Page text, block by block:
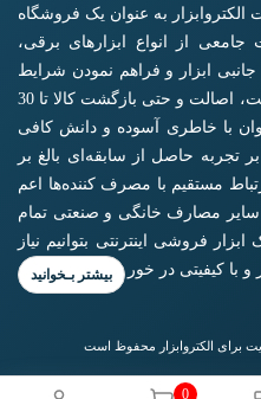
الکتروابزار به عنوان یک فروشگاه
جامعی از انواع ابزار‌های برقی،
ابزار و فراهم نمودن شرایط
مقایسه بین آنها به همراه تضمین کیفیت، اصالت و حتی بازگشت کالا تا 30
با خاطری آسوده و دانش کافی
بر تجربه حاصل از سابقه‌ای بالغ بر
مستقیم با مصرف کننده‌ها اعم
و سایر مصارف خانگی و صنعتی تمام
فروشی اینترنتی بتوانیم نیاز
کیفیتی در خور برآورده کنیم.
برای الکتروابزار محفوظ است
0